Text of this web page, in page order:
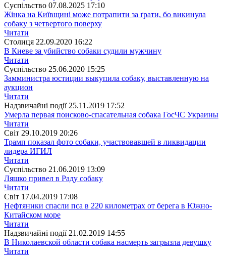
Суспiльство 07.08.2025 17:10
Жінка на Київщині може потрапити за ґрати, бо викинула
собаку з четвертого поверху
Читати
Столиця 22.09.2020 16:22
В Киеве за убийство собаки судили мужчину
Читати
Суспiльство 25.06.2020 15:25
Замминистра юстиции выкупила собаку, выставленную на
аукцион
Читати
Надзвичайні події 25.11.2019 17:52
Умерла первая поисково-спасательная собака ГосЧС Украины
Читати
Свiт 29.10.2019 20:26
Трамп показал фото собаки, участвовавшей в ликвидации
лидера ИГИЛ
Читати
Суспiльство 21.06.2019 13:09
Ляшко привел в Раду собаку
Читати
Свiт 17.04.2019 17:08
Нефтяники спасли пса в 220 километрах от берега в Южно-
Китайском море
Читати
Надзвичайні події 21.02.2019 14:55
В Николаевской области собака насмерть загрызла девушку
Читати